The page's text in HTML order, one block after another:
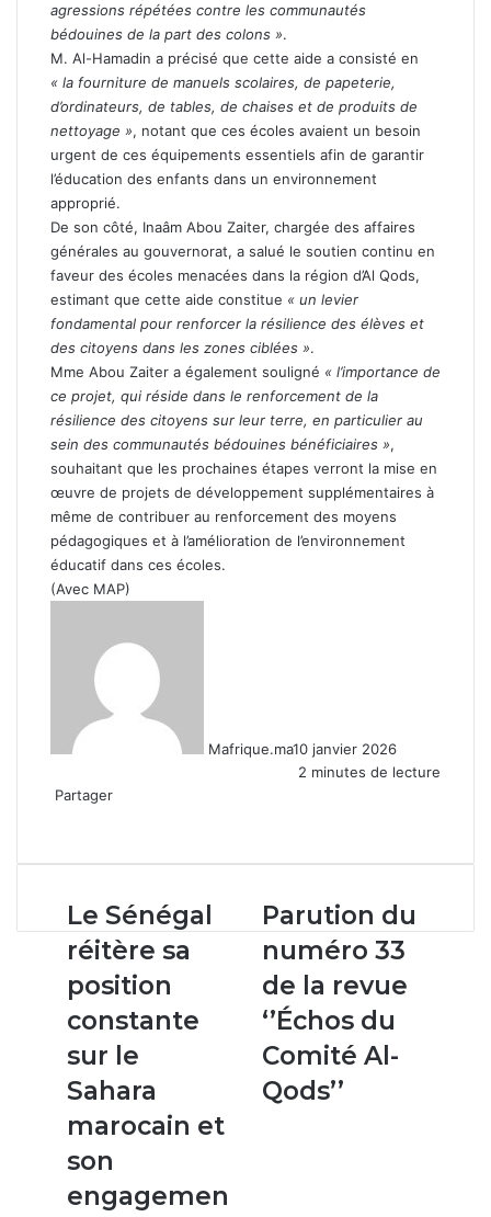
agressions répétées contre les communautés
bédouines de la part des colons ».
M. Al-Hamadin a précisé que cette aide a consisté en
« la fourniture de manuels scolaires, de papeterie,
d’ordinateurs, de tables, de chaises et de produits de
nettoyage », notant que ces écoles avaient un besoin
urgent de ces équipements essentiels afin de garantir
l’éducation des enfants dans un environnement
approprié.
De son côté, Inaâm Abou Zaiter, chargée des affaires
générales au gouvernorat, a salué le soutien continu en
faveur des écoles menacées dans la région d’Al Qods,
estimant que cette aide constitue « un levier
fondamental pour renforcer la résilience des élèves et
des citoyens dans les zones ciblées ».
Mme Abou Zaiter a également souligné « l’importance de
ce projet, qui réside dans le renforcement de la
résilience des citoyens sur leur terre, en particulier au
sein des communautés bédouines bénéficiaires »,
souhaitant que les prochaines étapes verront la mise en
œuvre de projets de développement supplémentaires à
même de contribuer au renforcement des moyens
pédagogiques et à l’amélioration de l’environnement
éducatif dans ces écoles.
(Avec MAP)
Mafrique.ma10 janvier 2026
2 minutes de lecture
Partager
email
Le
Sénégal
réitère
sa
position
constante
le
Sahara
et
son
à
Le Sénégal
réitère sa
position
constante
sur le
Sahara
marocain et
son
engagemen
Parution
du
numéro
33
de
la
revue
‘’Échos
du
Parution du
numéro 33
de la revue
‘’Échos du
Comité Al-
Qods’’